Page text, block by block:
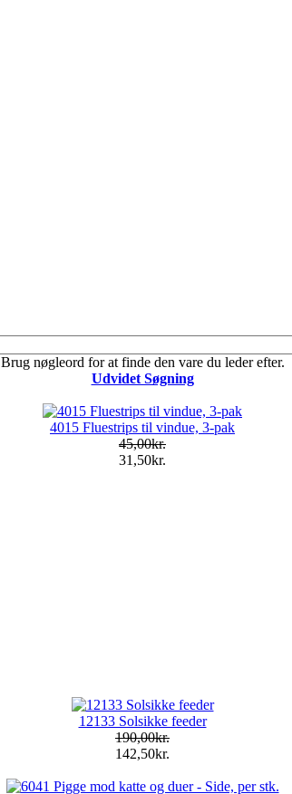
Brug nøgleord for at finde den vare du leder efter.
Udvidet Søgning
4015 Fluestrips til vindue, 3-pak
45,00kr.
31,50kr.
12133 Solsikke feeder
190,00kr.
142,50kr.